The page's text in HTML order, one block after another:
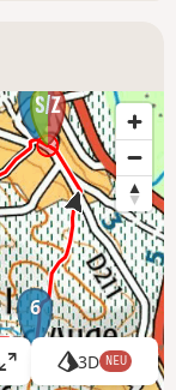
1
6
K
3D NEU